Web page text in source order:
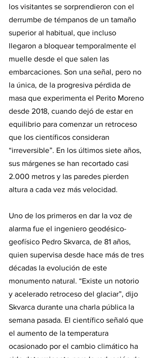
los visitantes se sorprendieron con el
derrumbe de témpanos de un tamaño
superior al habitual, que incluso
llegaron a bloquear temporalmente el
muelle desde el que salen las
embarcaciones. Son una señal, pero no
la única, de la progresiva pérdida de
masa que experimenta el Perito Moreno
desde 2018, cuando dejó de estar en
equilibrio para comenzar un retroceso
que los científicos consideran
“irreversible”. En los últimos siete años,
sus márgenes se han recortado casi
2.000 metros y las paredes pierden
altura a cada vez más velocidad.
Uno de los primeros en dar la voz de
alarma fue el ingeniero geodésico-
geofísico Pedro Skvarca, de 81 años,
quien supervisa desde hace más de tres
décadas la evolución de este
monumento natural. “Existe un notorio
y acelerado retroceso del glaciar”, dijo
Skvarca durante una charla pública la
semana pasada. El científico señaló que
el aumento de la temperatura
ocasionado por el cambio climático ha